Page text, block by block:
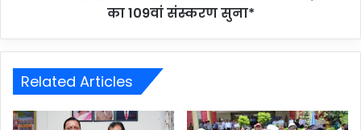
का 109वां संस्करण सुना*
Related Articles